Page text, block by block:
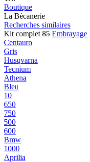
Boutique
La Bécanerie
Recherches similaires
Kit complet 85 Embrayage
Centauro
Gris
Husqvarna
Tecnium
Athena
Bleu
10
650
750
500
600
Bmw
1000
Aprilia